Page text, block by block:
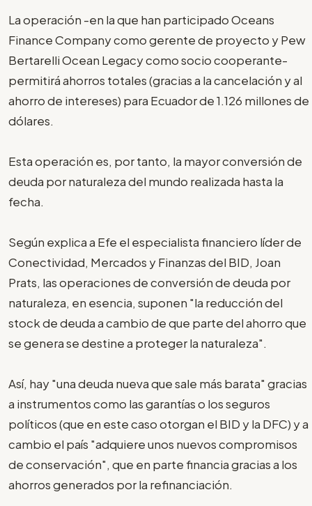
La operación -en la que han participado Oceans
Finance Company como gerente de proyecto y Pew
Bertarelli Ocean Legacy como socio cooperante-
permitirá ahorros totales (gracias a la cancelación y al
ahorro de intereses) para Ecuador de 1.126 millones de
dólares.
Esta operación es, por tanto, la mayor conversión de
deuda por naturaleza del mundo realizada hasta la
fecha.
Según explica a Efe el especialista financiero líder de
Conectividad, Mercados y Finanzas del BID, Joan
Prats, las operaciones de conversión de deuda por
naturaleza, en esencia, suponen "la reducción del
stock de deuda a cambio de que parte del ahorro que
se genera se destine a proteger la naturaleza".
Así, hay "una deuda nueva que sale más barata" gracias
a instrumentos como las garantías o los seguros
políticos (que en este caso otorgan el BID y la DFC) y a
cambio el país "adquiere unos nuevos compromisos
de conservación", que en parte financia gracias a los
ahorros generados por la refinanciación.